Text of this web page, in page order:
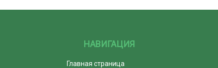
НАВИГАЦИЯ
Главная страница